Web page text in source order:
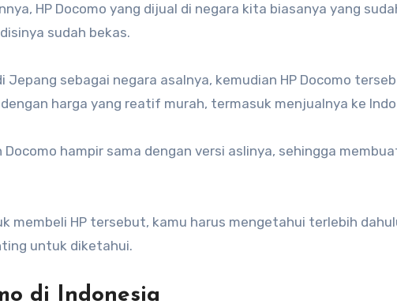
HP Docomo yang dijual di negara kita biasanya yang
sudah bekas.
Jepang sebagai negara asalnya, kemudian HP Docomo
harga yang reatif murah, termasuk menjualnya ke
hampir sama dengan versi aslinya, sehingga
membeli HP tersebut, kamu harus mengetahui terlebih
untuk diketahui.
di Indonesia